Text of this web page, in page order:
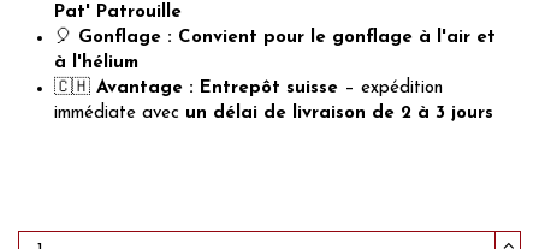
Pat' Patrouille
🎈 Gonflage : Convient pour le gonflage à l'air et
à l'hélium
🇨🇭 Avantage : Entrepôt suisse – expédition
immédiate avec un délai de livraison de 2 à 3 jours